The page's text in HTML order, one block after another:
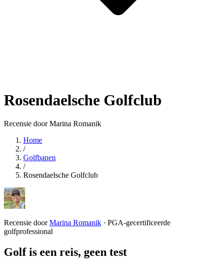
Rosendaelsche Golfclub
Recensie door Marina Romanik
Home
/
Golfbanen
/
Rosendaelsche Golfclub
Recensie doorMarina Romanik · PGA-gecertificeerde
golfprofessional
Golf is een reis, geen test